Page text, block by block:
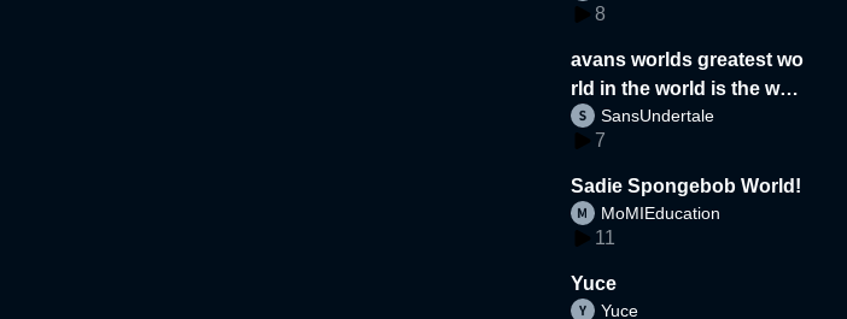
8
avans worlds greatest wo
rld in the world is the wor
d
SansUndertale
7
Sadie Spongebob World!
MoMIEducation
11
Yuce
Yuce